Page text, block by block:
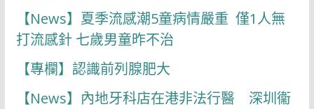
【News】夏季流感潮5童病情嚴重 僅1人無
打流感針 七歲男童昨不治
【專欄】認識前列腺肥大
【News】內地牙科店在港非法行醫 深圳衞